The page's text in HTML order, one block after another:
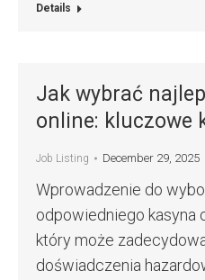
Details
Jak wybrać
online: kluczowe
Job Listing December 29, 2025
Wprowadzenie do
odpowiedniego kasyna
który może
doświadczenia